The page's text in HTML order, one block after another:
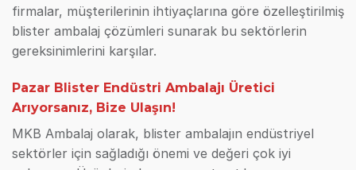
firmalar, müşterilerinin ihtiyaçlarına göre özelleştirilmiş
blister ambalaj çözümleri sunarak bu sektörlerin
gereksinimlerini karşılar.
Pazar Blister Endüstri Ambalajı Üretici
Arıyorsanız, Bize Ulaşın!
MKB Ambalaj olarak, blister ambalajın endüstriyel
sektörler için sağladığı önemi ve değeri çok iyi